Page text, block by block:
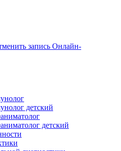
запись Онлайн-
детский
детский